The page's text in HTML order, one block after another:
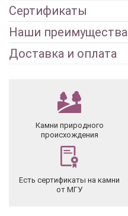
Сертификаты
Наши преимущества
Доставка и оплата
Камни природного
происхождения
Есть сертификаты на камни
от МГУ